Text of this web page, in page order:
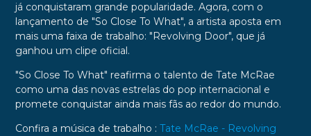
já conquistaram grande popularidade. Agora, com o
lançamento de "So Close To What", a artista aposta em
mais uma faixa de trabalho: "Revolving Door", que já
ganhou um clipe oficial.
"So Close To What" reafirma o talento de Tate McRae
como uma das novas estrelas do pop internacional e
promete conquistar ainda mais fãs ao redor do mundo.
Confira a música de trabalho : Tate McRae - Revolving